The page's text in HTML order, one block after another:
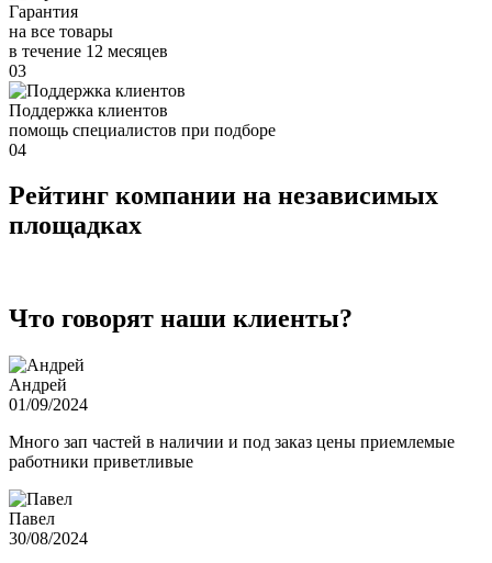
Гарантия
на все товары
в течение 12 месяцев
03
Поддержка клиентов
помощь специалистов при подборе
04
Рейтинг компании на независимых
площадках
Что говорят наши клиенты?
Андрей
01/09/2024
Много зап частей в наличии и под заказ цены приемлемые
работники приветливые
Павел
30/08/2024